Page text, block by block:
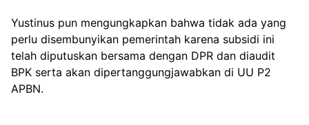
Yustinus pun mengungkapkan bahwa tidak ada yang
perlu disembunyikan pemerintah karena subsidi ini
telah diputuskan bersama dengan DPR dan diaudit
BPK serta akan dipertanggungjawabkan di UU P2
APBN.